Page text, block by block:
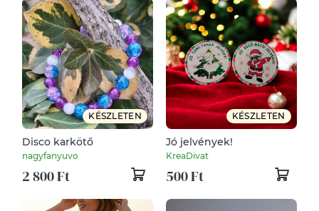
KÉSZLETEN
Disco karkötő
nagyfanyuvo
2 800 Ft
KÉSZLETEN
Jó jelvények!
KreaDivat
500 Ft